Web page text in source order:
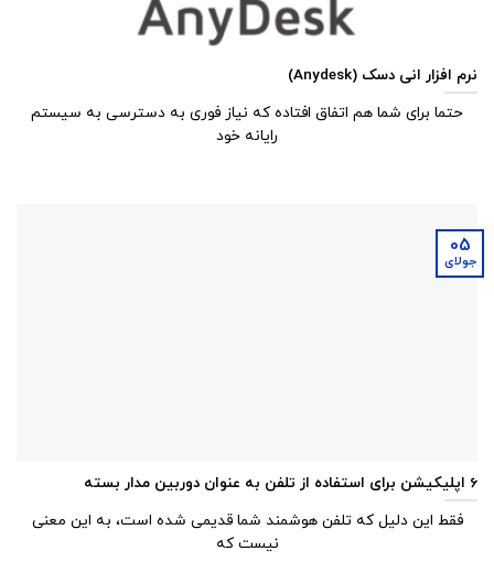
نرم افزار انی دسک (Anydesk)
حتما برای شما هم اتفاق افتاده که نیاز فوری به دسترسی به سیستم
رایانه خود
6 اپلیکیشن برای استفاده از تلفن به عنوان دوربین مدار بسته
فقط این دلیل که تلفن هوشمند شما قدیمی شده است، به این معنی
نیست که
05
جولای